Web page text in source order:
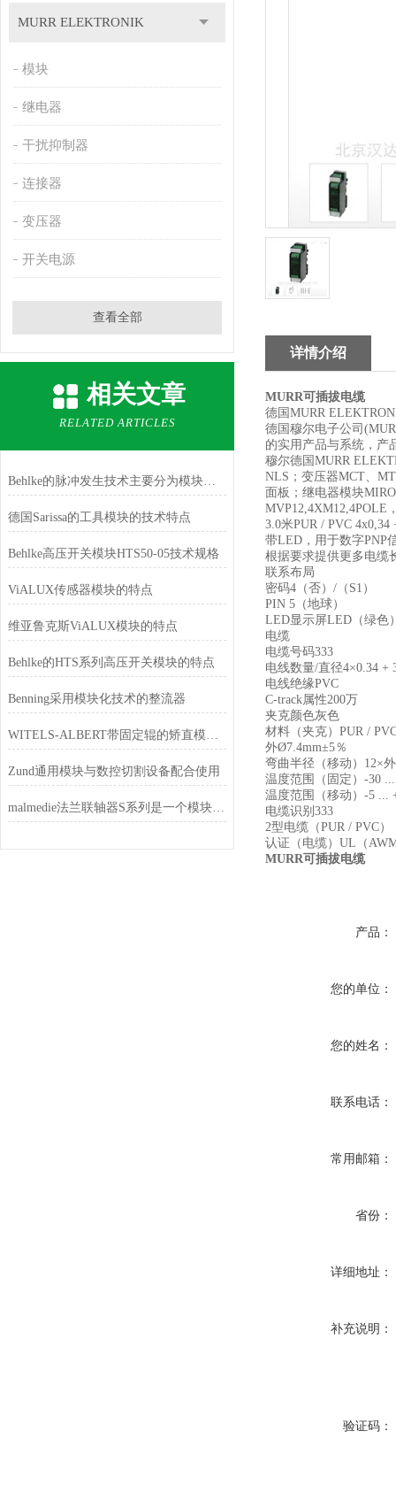
MURR ELEKTRONIK
模块
继电器
干扰抑制器
连接器
变压器
开关电源
查看全部
相关文章
RELATED ARTICLES
Behlke的脉冲发生技术主要分为模块组件
德国Sarissa的工具模块的技术特点
Behlke高压开关模块HTS50-05技术规格
ViALUX传感器模块的特点
维亚鲁克斯ViALUX模块的特点
Behlke的HTS系列高压开关模块的特点
Benning采用模块化技术的整流器
WITELS-ALBERT带固定辊的矫直模块的应用
Zund通用模块与数控切割设备配合使用
malmedie法兰联轴器S系列是一个模块化系统
详情介绍
MURR可插拔电缆
德国MURR
德国穆尔电子公司
的实用产品与系统，产
穆尔德国MURR
NLS；变压器MCT、
面板；继电器模块
MVP12,4XM12,4POLE
3.0米PUR / PVC 4x0,34
带LED，用于数字PNP
根据要求提供更多电缆
联系布局
密码4（否）/（S1）
PIN 5（地球）
LED显示屏LED（绿色
电缆
电缆号码333
电线数量/直径4×0.34 +
电线绝缘PVC
C-track属性200万
夹克颜色灰色
材料（夹克）PUR /
外Ø7.4mm±5％
弯曲半径（移动）12×
温度范围（固定）-30 ...
温度范围（移动）-5 ...
电缆识别333
2型电缆（PUR / PVC）
认证（电缆）UL（
MURR可插拔电缆
产品：
您的单位：
您的姓名：
联系电话：
常用邮箱：
省份：
详细地址：
补充说明：
验证码：